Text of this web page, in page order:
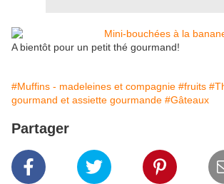
A bientôt pour un petit thé gourmand!
#Muffins - madeleines et compagnie #fruits
gourmand et assiette gourmande #Gâteaux
Partager